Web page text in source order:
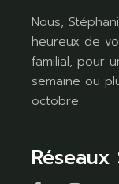
Nous,
heureux de
familial, pour
semaine ou
octobre.